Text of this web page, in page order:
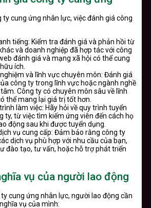
ty cung ứng nhân lực, việc đánh giá công
tiếng: Kiểm tra đánh giá và phản hồi từ
và doanh nghiệp đã hợp tác với công
đánh giá và mạng xã hội có thể cung
ích.
và lĩnh vực chuyên môn: Đánh giá
công ty trong lĩnh vực hoặc ngành nghề
Công ty có chuyên môn sâu về lĩnh
thể mang lại giá trị tốt hơn.
làm việc: Hãy hỏi về quy trình tuyển
ty, từ việc tìm kiếm ứng viên đến cách họ
động sau khi được tuyển dụng.
vụ cung cấp: Đảm bảo rằng công ty
dịch vụ phù hợp với nhu cầu của bạn,
đào tạo, tư vấn, hoặc hỗ trợ phát triển
vụ của người lao động
cung ứng nhân lực, người lao động cần
vụ của mình: